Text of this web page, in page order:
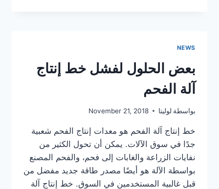
NEWS
بعض الحلول لفشل خط إنتاج
آلة الفحم
بواسطة لوليتا November 21, 2018
خط إنتاج آلة الفحم هو معدات إنتاج الفحم شعبية
جدًا في سوق الآلات. يمكن أن تحول الكثير من
نفايات الزراعة والغابات إلى فحم، والفحم المصنع
بواسطة الآلة هو أيضًا مصدر طاقة جديد مفضل من
قبل غالبية المستخدمين في السوق. خط إنتاج آلة